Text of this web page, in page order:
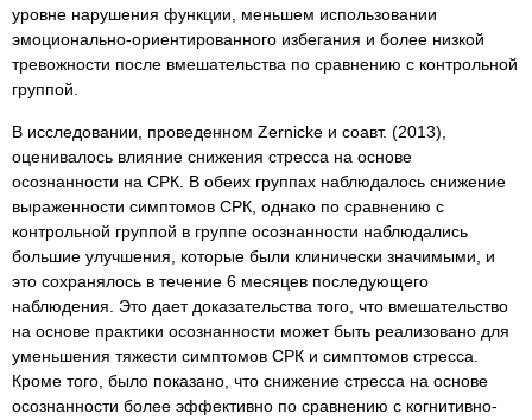
уровне нарушения функции, меньшем использовании
эмоционально-ориентированного избегания и более низкой
тревожности после вмешательства по сравнению с контрольной
группой.
В исследовании, проведенном Zernicke и соавт. (2013),
оценивалось влияние снижения стресса на основе
осознанности на СРК. В обеих группах наблюдалось снижение
выраженности симптомов СРК, однако по сравнению с
контрольной группой в группе осознанности наблюдались
большие улучшения, которые были клинически значимыми, и
это сохранялось в течение 6 месяцев последующего
наблюдения. Это дает доказательства того, что вмешательство
на основе практики осознанности может быть реализовано для
уменьшения тяжести симптомов СРК и симптомов стресса.
Кроме того, было показано, что снижение стресса на основе
осознанности более эффективно по сравнению с когнитивно-